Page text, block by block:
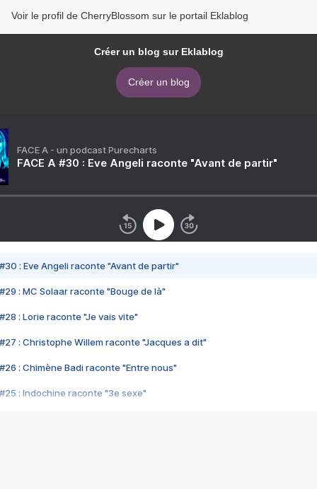
Voir le profil de CherryBlossom sur le portail Eklablog
Créer un blog sur Eklablog
Créer un blog
FACE A - un podcast Purecharts
FACE A #30 : Eve Angeli raconte "Avant de partir"
#30 : Eve Angeli raconte "Avant de partir"
#29 : MC Solaar raconte "Bouge de là"
#28 : Lorie raconte "Je vais vite"
#27 : Christophe Willem raconte "Jacques a dit"
#26 : Chimène Badi raconte "Entre nous"
#25 : Indochine raconte "3e sexe"